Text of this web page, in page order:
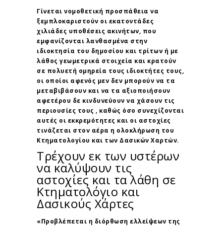
Γίνεται νομοθετική προσπάθεια να
ξεμπλοκαριστούν οι εκατοντάδες
χιλιάδες υποθέσεις ακινήτων, που
εμφανίζονται λανθασμένα στην
ιδιοκτησία του δημοσίου και τρίτων ή με
λάθος γεωμετρικά στοιχεία και κρατούν
σε πολυετή ομηρεία τους ιδιοκτήτες τους,
οι οποίοι αφενός μεν δεν μπορούν να τα
μεταβιβάσουν και να τα αξιοποιήσουν
αφετέρου δε κινδυνεύουν να χάσουν τις
περιουσίες τους , καθώς όσο συνεχίζονται
αυτές οι εκκρεμότητες και οι αστοχίες
τινάζεται στον αέρα η ολοκλήρωση του
Κτηματολογίου και των Δασικών Χαρτών.
Τρέχουν εκ των υστέρων
να καλύψουν τις
αστοχίες και τα λάθη σε
Κτηματολόγιο και
Δασικούς Χάρτες
«Προβλέπεται η διόρθωση ελλείψεων της